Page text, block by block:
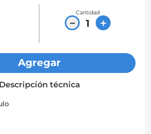
Cantidad
＋
－
Agregar
Descripción técnica